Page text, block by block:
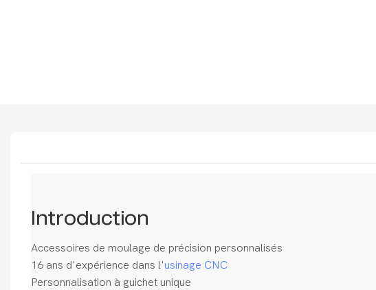
Introduction
Accessoires de moulage de précision personnalisés
16 ans d'expérience dans l'usinage CNC
Personnalisation à guichet unique